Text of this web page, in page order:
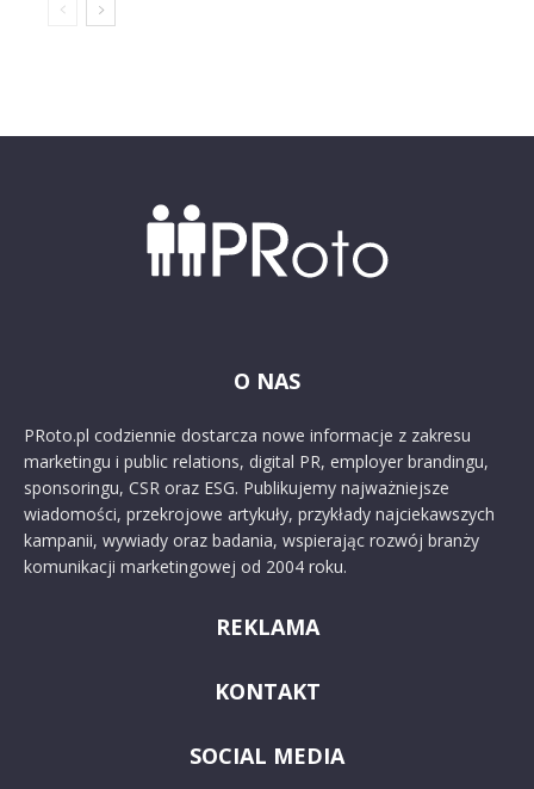
O NAS
PRoto.pl codziennie dostarcza nowe informacje z zakresu
marketingu i public relations, digital PR, employer brandingu,
sponsoringu, CSR oraz ESG. Publikujemy najważniejsze
wiadomości, przekrojowe artykuły, przykłady najciekawszych
kampanii, wywiady oraz badania, wspierając rozwój branży
komunikacji marketingowej od 2004 roku.
REKLAMA
KONTAKT
SOCIAL MEDIA